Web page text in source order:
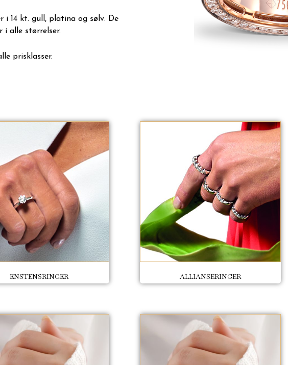
14 kt. gull, platina og sølv. De
i alle størrelser.
prisklasser.
ENSTENSRINGER ALLIANSERINGER